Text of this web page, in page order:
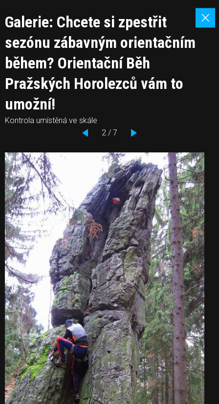
Galerie: Chcete si zpestřit
sezónu zábavným orientačním
během? Orientační Běh
Pražských Horolezců vám to
umožní!
Kontrola umístěná ve skále
2 / 7